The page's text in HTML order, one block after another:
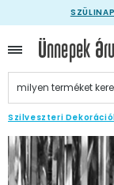
Szilveszteri